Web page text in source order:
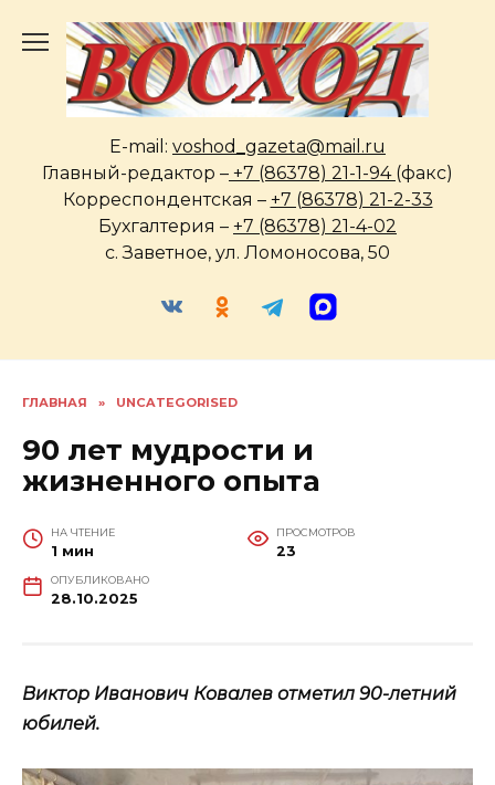
содержанию
E-mail: voshod_gazeta@mail.ru
Главный-редактор – +7 (86378) 21-1-94 (факс)
Корреспондентская – +7 (86378) 21-2-33
Бухгалтерия – +7 (86378) 21-4-02
с. Заветное, ул. Ломоносова, 50
ГЛАВНАЯ » UNCATEGORISED
90 лет мудрости и
жизненного опыта
НА ЧТЕНИЕ
1 мин
ПРОСМОТРОВ
23
ОПУБЛИКОВАНО
28.10.2025
Виктор Иванович Ковалев отметил 90-летний
юбилей.